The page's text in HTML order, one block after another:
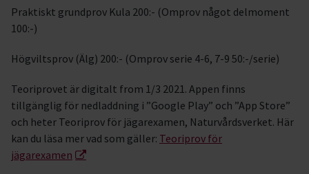
Praktiskt grundprov Kula 200:- (Omprov något delmoment
100:-)
Högviltsprov (Älg) 200:- (Omprov serie 4-6, 7-9 50:-/serie)
Teoriprovet är digitalt from 1/3 2021. Appen finns
tillgänglig för nedladdning i ”Google Play” och ”App Store”
och heter Teoriprov för jägarexamen, Naturvårdsverket. Här
kan du läsa mer vad som gäller: Teoriprov för
jägarexamen